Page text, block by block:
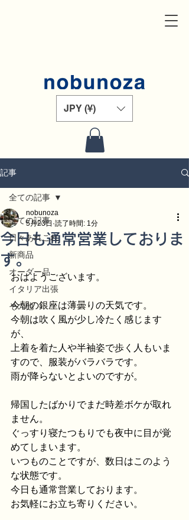
JPY (¥)
記事
全ての記事
日々あれこれ
新商品
オーダー品
イタリア出張
その他
全ての記事
今日も通常営業しておりま
す。
nobunoza
5月23日 読了時間: 1分
おはようございます。
今朝の銀座は薄曇りの天気です。
今朝は吹く風が少し冷たく感じます
が、
上着を着た人や半袖姿で歩く人もいま
すので、服装がバラバラです。
雨が降らないとよいのですが。
帰国したばかりでまだ時差ボケが取れ
ません。
ぐっすり寝たつもりでも夜中に目が覚
めてしまいます。
いつものことですが、数日はこのよう
な状態です。
今日も通常営業しております。
お気軽にお立ち寄りください。